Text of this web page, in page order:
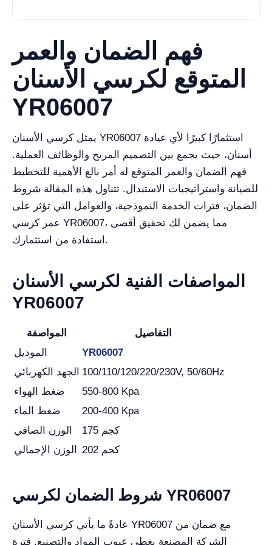
فهم الضمان والعمر
المتوقع لكرسي الأسنان
YR06007
يمثل كرسي الأسنان YR06007 استثمارًا كبيرًا لأي عيادة
أسنان، حيث يجمع بين التصميم المريح والوظائف العملية.
فهم الضمان والعمر المتوقع له أمر بالغ الأهمية للتخطيط
للصيانة واستراتيجيات الاستبدال. تتناول هذه المقالة شروط
الضمان، فترات الخدمة النموذجية، والعوامل التي تؤثر على
عمر كرسي YR06007، مما يضمن لك تحقيق أقصى
استفادة من استثمارك.
المواصفات الفنية لكرسي الأسنان
YR06007
المواصفة
التفاصيل
الموديل
YR06007
الجهد الكهربائي 100/110/120/220/230V, 50/60Hz
ضغط الهواء
550-800 Kpa
ضغط الماء
200-400 Kpa
الوزن الصافي
175 كجم
الوزن الإجمالي
202 كجم
شروط الضمان لكرسي YR06007
عادةً ما يأتي كرسي الأسنان YR06007 مع ضمان من
الشركة المصنعة يغطي عيوب المواد والتصنيع. فترة